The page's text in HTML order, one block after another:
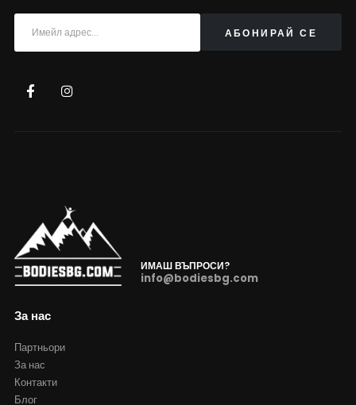
ИМАШ ВЪПРОСИ?
info@bodiesbg.com
За нас
Партньори
За нас
Контакти
Блог